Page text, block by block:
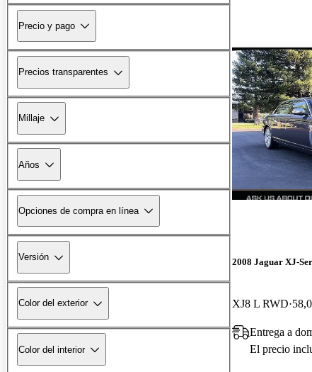
Precio y pago
Precios transparentes
Millaje
Años
Opciones de compra en línea
Versión
Color del exterior
Color del interior
2008 Jaguar XJ-
XJ8 L RWD
Entrega a
El precio